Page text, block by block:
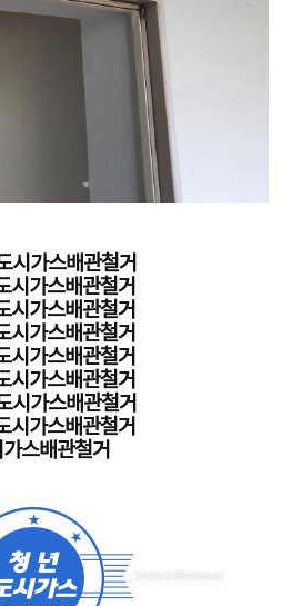
시가스배관철거
시가스배관철거
시가스배관철거
시가스배관철거
시가스배관철거
시가스배관철거
시가스배관철거
시가스배관철거
스배관철거